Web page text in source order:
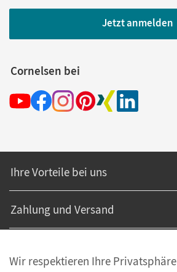
Jetzt anmelden
Cornelsen bei
Ihre Vorteile bei uns
Zahlung und Versand
Wir respektieren Ihre Privatsphäre